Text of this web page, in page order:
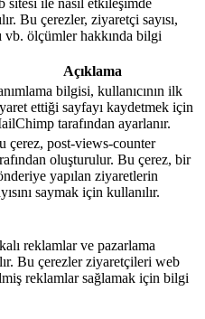
Bu çerezler, ziyaretçi sayısı,
vb. ölçümler hakkında bilgi
Açıklama
bilgisi, kullanıcının ilk
ettiği sayfayı kaydetmek için
tarafından ayarlanır.
çerez, post-views-counter
oluşturulur. Bu çerez, bir
yapılan ziyaretlerin
saymak için kullanılır.
reklamlar ve pazarlama
Bu çerezler ziyaretçileri web
reklamlar sağlamak için bilgi